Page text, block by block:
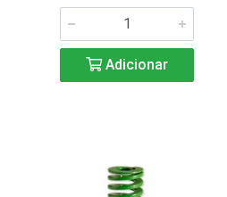
Adicionar